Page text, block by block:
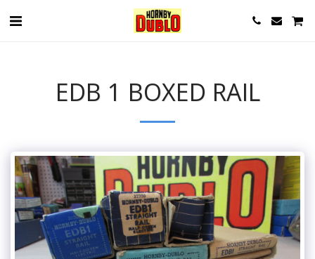
EDB 1 BOXED RAIL